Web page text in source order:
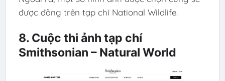
được đăng trên tạp chí National Wildlife.
8. Cuộc thi ảnh tạp chí
Smithsonian – Natural World